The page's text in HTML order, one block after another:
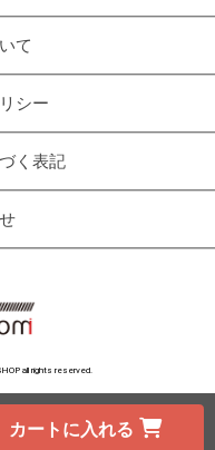
カートに入れる
て
シー
く表記
all rights reserved.